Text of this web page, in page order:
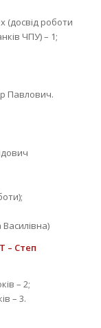
(досвід роботи
ЧПУ) – 1;
Павлович.
– Степ
– 2;
– 3.